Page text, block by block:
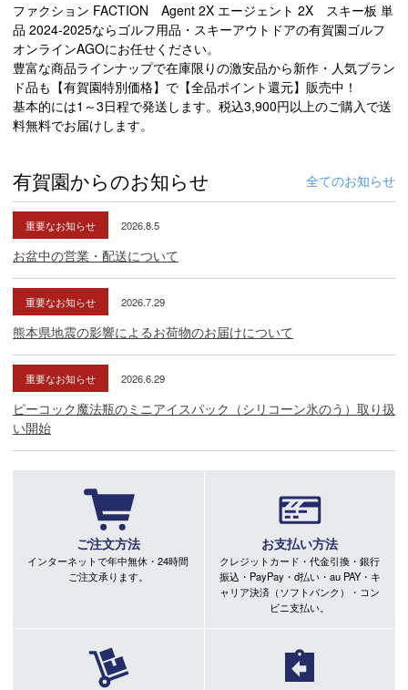
ファクション FACTION Agent 2X エージェント 2X スキー板 単
品 2024-2025ならゴルフ用品・スキーアウトドアの有賀園ゴルフ
オンラインAGOにお任せください。
豊富な商品ラインナップで在庫限りの激安品から新作・人気ブラン
ド品も【有賀園特別価格】で【全品ポイント還元】販売中！
基本的には1～3日程で発送します。税込3,900円以上のご購入で送
料無料でお届けします。
有賀園からのお知らせ 全てのお知らせ
重要なお知らせ 2026.8.5
お盆中の営業・配送について
重要なお知らせ 2026.7.29
熊本県地震の影響によるお荷物のお届けについて
重要なお知らせ 2026.6.29
ピーコック魔法瓶のミニアイスパック（シリコーン氷のう）取り扱
い開始
ご注文方法
インターネットで年中無休・24時間
ご注文承ります。
お支払い方法
クレジットカード・代金引換・銀行
振込・PayPay・d払い・au PAY・キ
ャリア決済（ソフトバンク）・コン
ビニ支払い。